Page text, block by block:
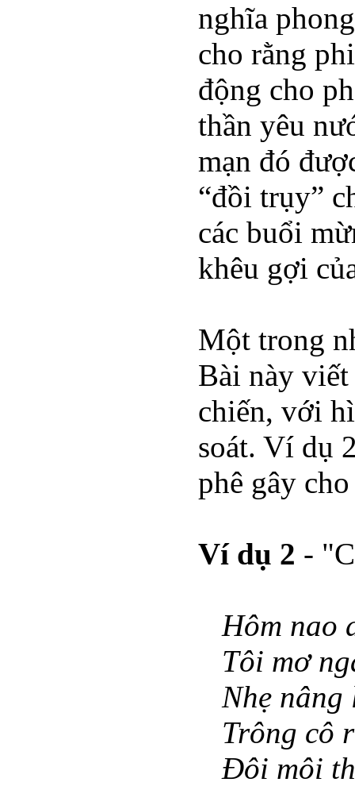
nghĩa
cho rằng
động cho
thần yêu
mạn đó
“đồi trụy”
các buổi
khêu gợi
Một trong
Bài này
chiến, với
soát. Ví dụ
phê gây
Ví dụ 2 -
Hôm nao
Tôi mơ
Nhẹ nâng
Trông cô
Đôi môi